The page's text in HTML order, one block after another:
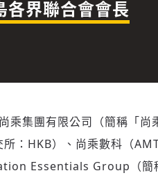
各界聯合會會長
乘集團有限公司（簡稱「尚
：HKB）、尚乘數科（
Essentials Group（簡